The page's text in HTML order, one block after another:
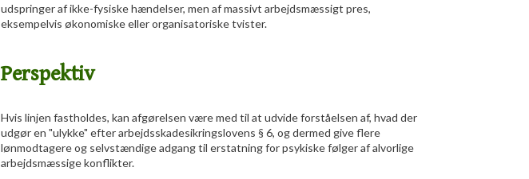
udspringer af ikke-fysiske hændelser, men af massivt arbejdsmæssigt pres,
eksempelvis økonomiske eller organisatoriske tvister.
Perspektiv
Hvis linjen fastholdes, kan afgørelsen være med til at udvide forståelsen af, hvad der
udgør en "ulykke" efter arbejdsskadesikringslovens § 6, og dermed give flere
lønmodtagere og selvstændige adgang til erstatning for psykiske følger af alvorlige
arbejdsmæssige konflikter.